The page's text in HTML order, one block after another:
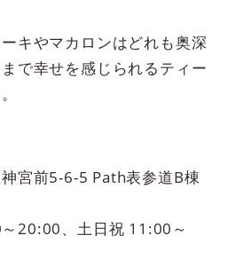
キやマカロンはどれも奥深
で幸せを感じられるティー
宮前5-6-5 Path表参道B棟
20:00、土日祝 11:00～